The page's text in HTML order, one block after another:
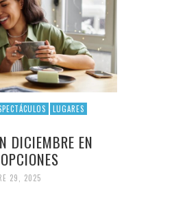
LUGARES
DICIEMBRE EN
29, 2025